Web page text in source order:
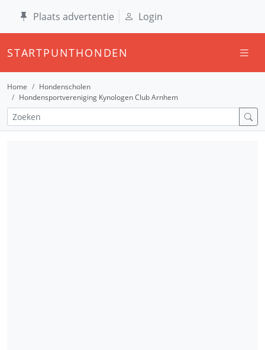
Plaats advertentie Login
STARTPUNTHONDEN
Home
Hondenscholen
Hondensportvereniging Kynologen Club Arnhem